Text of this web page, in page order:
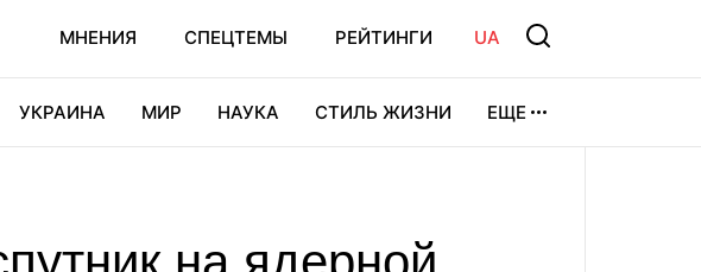
МНЕНИЯ СПЕЦТЕМЫ РЕЙТИНГИ UA
УКРАИНА МИР НАУКА СТИЛЬ ЖИЗНИ ЕЩЕ